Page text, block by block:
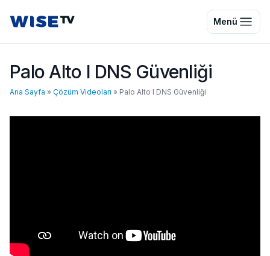
Wise TV Menü
Palo Alto I DNS Güvenliği
Ana Sayfa » Çözüm Videoları » Palo Alto I DNS Güvenliği